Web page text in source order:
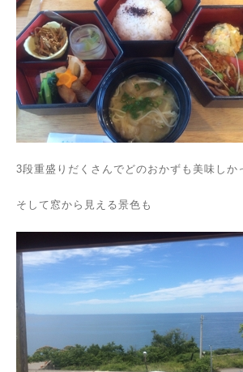
3段重盛りだくさんでどのおかずも美味しか
そして窓から見える景色も